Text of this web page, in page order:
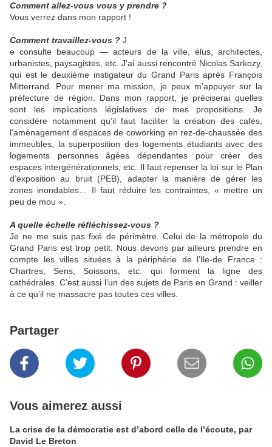
Comment allez-vous vous y prendre ?
Vous verrez dans mon rapport !
Comment travaillez-vous ? J
e consulte beaucoup — acteurs de la ville, élus, architectes,
urbanistes, paysagistes, etc. J’ai aussi rencontré Nicolas Sarkozy,
qui est le deuxième instigateur du Grand Paris après François
Mitterrand. Pour mener ma mission, je peux m’appuyer sur la
préfecture de région. Dans mon rapport, je préciserai quelles
sont les implications législatives de mes propositions. Je
considère notamment qu’il faut faciliter la création des cafés,
l’aménagement d’espaces de coworking en rez-de-chaussée des
immeubles, la superposition des logements étudiants avec des
logements personnes âgées dépendantes pour créer des
espaces intergénérationnels, etc. Il faut repenser la loi sur le Plan
d’exposition au bruit (PEB), adapter la manière de gérer les
zones inondables… Il faut réduire les contraintes, « mettre un
peu de mou ».
A quelle échelle réfléchissez-vous ?
Je ne me suis pas fixé de périmètre. Celui de la métropole du
Grand Paris est trop petit. Nous devons par ailleurs prendre en
compte les villes situées à la périphérie de l’Ile-de France :
Chartres, Sens, Soissons, etc. qui forment la ligne des
cathédrales. C’est aussi l’un des sujets de Paris en Grand : veiller
à ce qu’il ne massacre pas toutes ces villes.
Partager
Vous aimerez aussi
La crise de la démocratie est d’abord celle de l’écoute, par
David Le Breton